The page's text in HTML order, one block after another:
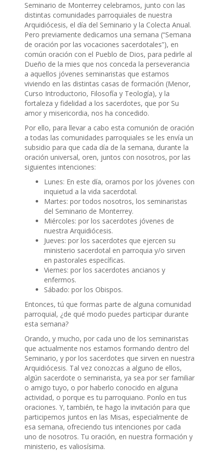
Seminario de Monterrey celebramos, junto con las
distintas comunidades parroquiales de nuestra
Arquidiócesis, el día del Seminario y la Colecta Anual.
Pero previamente dedicamos una semana (“Semana
de oración por las vocaciones sacerdotales”), en
común oración con el Pueblo de Dios, para pedirle al
Dueño de la mies que nos conceda la perseverancia
a aquellos jóvenes seminaristas que estamos
viviendo en las distintas casas de formación (Menor,
Curso Introductorio, Filosofía y Teología), y la
fortaleza y fidelidad a los sacerdotes, que por Su
amor y misericordia, nos ha concedido.
Por ello, para llevar a cabo esta comunión de oración
a todas las comunidades parroquiales se les envía un
subsidio para que cada día de la semana, durante la
oración universal, oren, juntos con nosotros, por las
siguientes intenciones:
Lunes: En este día, oramos por los jóvenes con
inquietud a la vida sacerdotal.
Martes: por todos nosotros, los seminaristas
del Seminario de Monterrey.
Miércoles: por los sacerdotes jóvenes de
nuestra Arquidiócesis.
Jueves: por los sacerdotes que ejercen su
ministerio sacerdotal en parroquia y/o sirven
en pastorales específicas.
Viernes: por los sacerdotes ancianos y
enfermos.
Sábado: por los Obispos.
Entonces, tú que formas parte de alguna comunidad
parroquial, ¿de qué modo puedes participar durante
esta semana?
Orando, y mucho, por cada uno de los seminaristas
que actualmente nos estamos formando dentro del
Seminario, y por los sacerdotes que sirven en nuestra
Arquidiócesis. Tal vez conozcas a alguno de ellos,
algún sacerdote o seminarista, ya sea por ser familiar
o amigo tuyo, o por haberlo conocido en alguna
actividad, o porque es tu parroquiano. Ponlo en tus
oraciones. Y, también, te hago la invitación para que
participemos juntos en las Misas, especialmente de
esa semana, ofreciendo tus intenciones por cada
uno de nosotros. Tu oración, en nuestra formación y
ministerio, es valiosísima.